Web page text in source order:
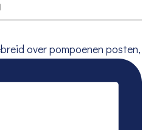
over pompoenen posten,